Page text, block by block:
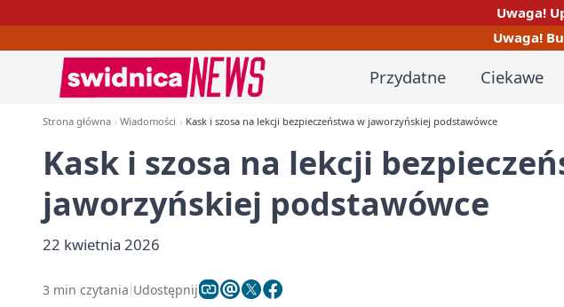
Uwaga!
Uwaga!
Przydatne Ciekawe
Strona główna Wiadomości Kask i szosa na lekcji bezpieczeństwa w jaworzyńskiej podstawówce
Kask i szosa na lekcji
jaworzyńskiej podstawówce
22 kwietnia 2026
3 min czytania Udostępnij